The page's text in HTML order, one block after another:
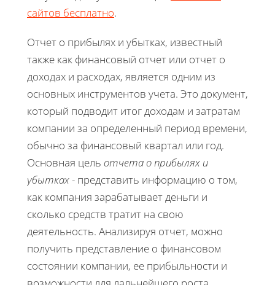
сайтов бесплатно.
Отчет о прибылях и убытках, известный
также как финансовый отчет или отчет о
доходах и расходах, является одним из
основных инструментов учета. Это документ,
который подводит итог доходам и затратам
компании за определенный период времени,
обычно за финансовый квартал или год.
Основная цель отчета о прибылях и
убытках- представить информацию о том,
как компания зарабатывает деньги и
сколько средств тратит на свою
деятельность. Анализируя отчет, можно
получить представление о финансовом
состоянии компании, ее прибыльности и